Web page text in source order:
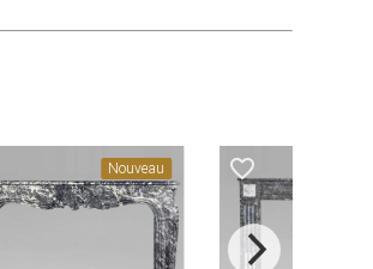
Nouveau favorite_border